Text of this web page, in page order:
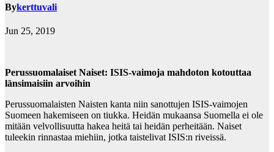
Bykerttuvali
Jun 25, 2019
Perussuomalaiset Naiset: ISIS-vaimoja mahdoton kotouttaa
länsimaisiin arvoihin
Perussuomalaisten Naisten kanta niin sanottujen ISIS-vaimojen
Suomeen hakemiseen on tiukka. Heidän mukaansa Suomella ei ole
mitään velvollisuutta hakea heitä tai heidän perheitään. Naiset
tuleekin rinnastaa miehiin, jotka taistelivat ISIS:n riveissä.